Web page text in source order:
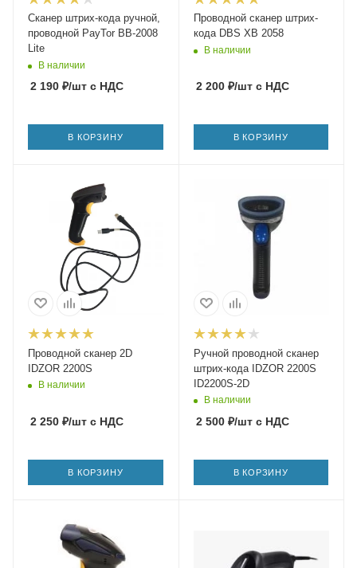
Сканер штрих-кода ручной,
проводной PayTor BB-2008
Lite
В наличии
2 190 ₽/шт с НДС
В КОРЗИНУ
Проводной сканер штрих-
кода DBS XB 2058
В наличии
2 200₽/штс НДС
В КОРЗИНУ
Проводной сканер 2D
IDZOR 2200S
В наличии
2 250 ₽/шт с НДС
В КОРЗИНУ
Ручной проводной сканер
штрих-кода IDZOR 2200S
ID2200S-2D
В наличии
2 500₽/штс НДС
В КОРЗИНУ